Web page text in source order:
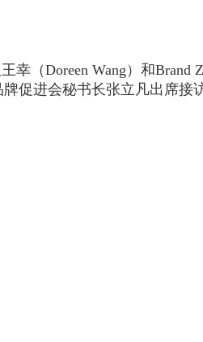
（Doreen Wang）和
促进会秘书长张立凡出席接访